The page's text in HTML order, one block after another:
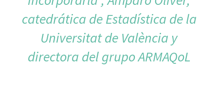
catedrática de Estadística de la
Universitat de València y
directora del grupo ARMAQoL